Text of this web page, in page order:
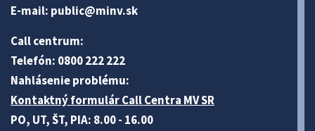
E-mail: public@minv.sk
Call centrum:
Telefón: 0800 222 222
Nahlásenie problému:
Kontaktný formulár Call Centra MV SR
PO, UT, ŠT, PIA: 8.00 - 16.00